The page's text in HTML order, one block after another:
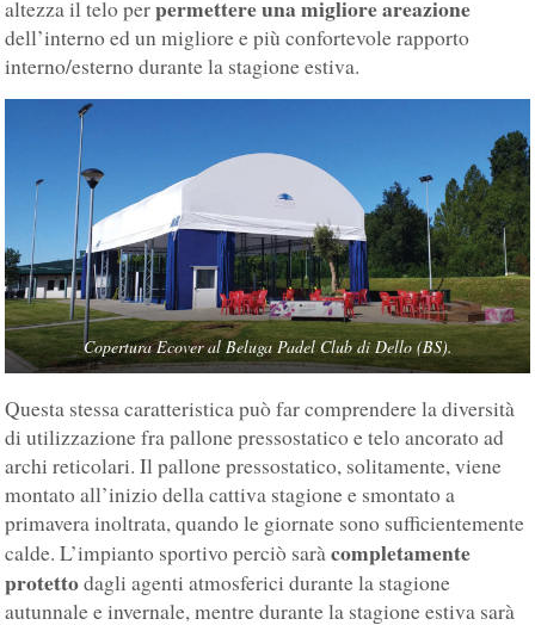
altezza il telo perpermettere una migliore areazione
dell’interno ed un migliore e più confortevole rapporto
interno/esterno durante la stagione estiva.
Copertura Ecover al Beluga Padel Club di Dello (BS).
Questa stessa caratteristica può far comprendere la diversità
di utilizzazione fra pallone pressostatico e telo ancorato ad
archi reticolari. Il pallone pressostatico, solitamente, viene
montato all’inizio della cattiva stagione e smontato a
primavera inoltrata, quando le giornate sono sufficientemente
calde. L’impianto sportivo perciò saràcompletamente
protettodagli agenti atmosferici durante la stagione
autunnale e invernale, mentre durante la stagione estiva sarà